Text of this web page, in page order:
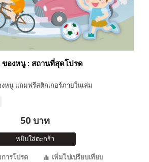
ของหนู : สถานที่สุดโปรด
หนู แถมฟรีสติกเกอร์ภายในเล่ม
50 บาท
หยิบใส่ตะกร้า
ารโปรด
เพิ่มไปเปรียบเทียบ